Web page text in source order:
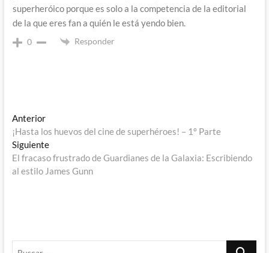
superheróico porque es solo a la competencia de la editorial
de la que eres fan a quién le está yendo bien.
0 Responder
Navegación
de
entradas
AnteriorEntrada
anterior:
¡Hasta los huevos del cine de superhéroes! – 1º Parte
SiguienteEntrada
siguiente:
El fracaso frustrado de Guardianes de la Galaxia: Escribiendo
al estilo James Gunn
Buscar